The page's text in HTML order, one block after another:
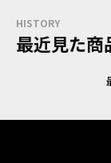
HISTORY
最近見た商